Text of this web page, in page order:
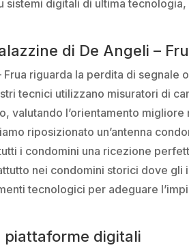
digitali di ultima
di De Angeli –
riguarda la perdita di segnale
tecnici utilizzano misuratori di
valutando l’orientamento
riposizionato un’antenna
i condomini una ricezione
nei condomini storici dove gli
tecnologici per adeguare
piattaforme digitali